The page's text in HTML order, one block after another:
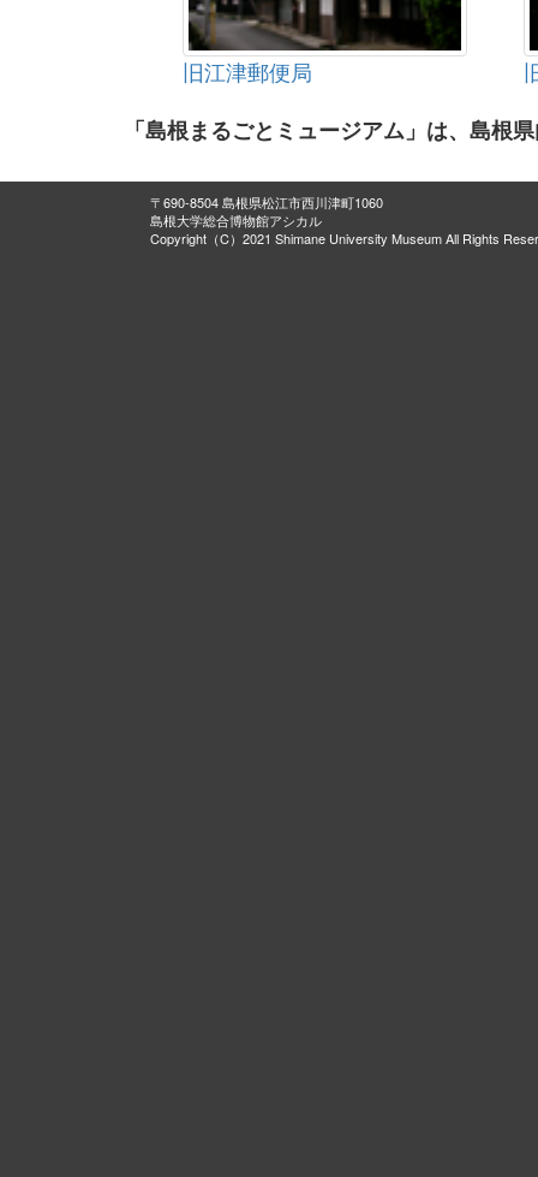
旧江津郵便局
「島根まるごとミュージアム」は、島根
〒690-8504 島根県松江市西川津町1060
島根大学総合博物館アシカル
Copyright（C）2021 Shimane University Museum All Rights